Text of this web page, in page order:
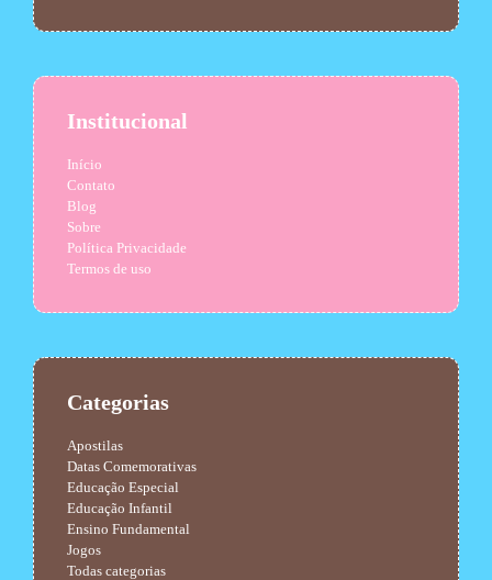
Institucional
Início
Contato
Blog
Sobre
Política Privacidade
Termos de uso
Categorias
Apostilas
Datas Comemorativas
Educação Especial
Educação Infantil
Ensino Fundamental
Jogos
Todas categorias